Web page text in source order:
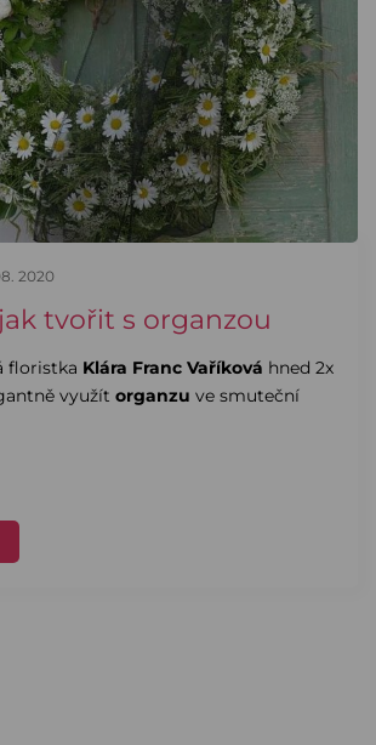
2020
tvořit s organzou
floristka Klára Franc Vaříková hned 2x
využít organzu ve smuteční